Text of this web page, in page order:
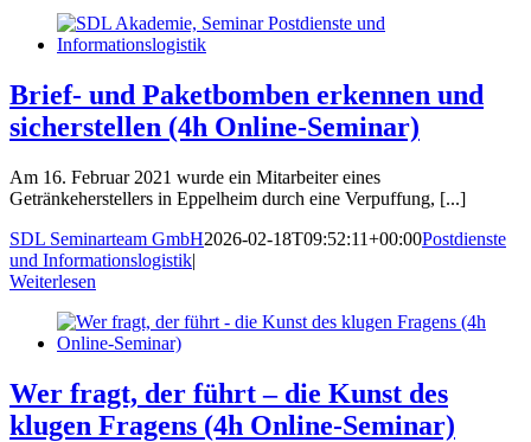
Brief- und Paketbomben erkennen und
sicherstellen (4h Online-Seminar)
Am 16. Februar 2021 wurde ein Mitarbeiter eines
Getränkeherstellers in Eppelheim durch eine Verpuffung, [...]
SDL Seminarteam GmbH2026-02-18T09:52:11+00:00Postdienste
und Informationslogistik|
Weiterlesen
Wer fragt, der führt – die Kunst des
klugen Fragens (4h Online-Seminar)